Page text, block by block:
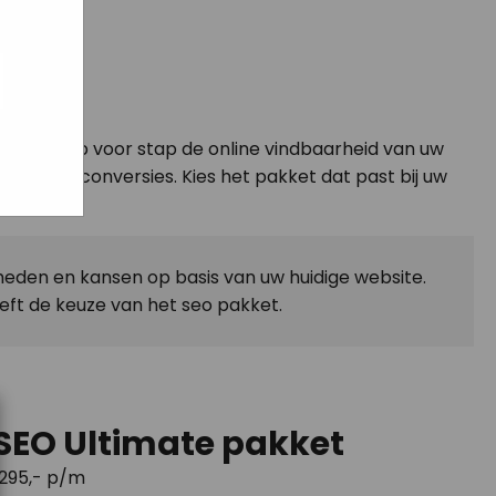
we stap voor stap de online vindbaarheid van uw
én conversies. Kies het pakket dat past bij uw
en kansen op basis van uw huidige website.
de keuze van het seo pakket.
Ultimate pakket
,- p/m